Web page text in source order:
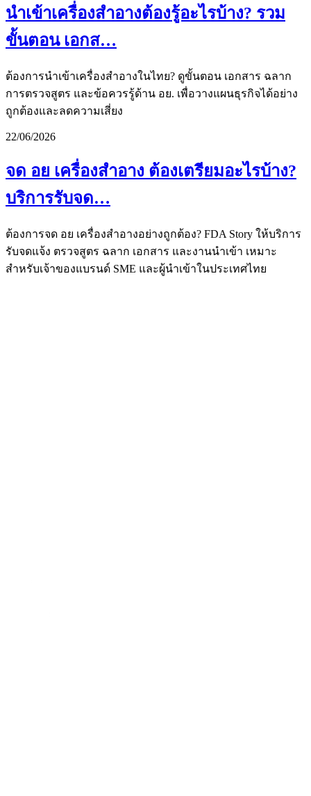
นำเข้าเครื่องสำอางต้องรู้อะไรบ้าง? รวม
ขั้นตอน เอกส…
ต้องการนำเข้าเครื่องสำอางในไทย? ดูขั้นตอน เอกสาร ฉลาก
การตรวจสูตร และข้อควรรู้ด้าน อย. เพื่อวางแผนธุรกิจได้อย่าง
ถูกต้องและลดความเสี่ยง
22/06/2026
จด อย เครื่องสำอาง ต้องเตรียมอะไรบ้าง?
บริการรับจด…
ต้องการจด อย เครื่องสำอางอย่างถูกต้อง? FDA Story ให้บริการ
รับจดแจ้ง ตรวจสูตร ฉลาก เอกสาร และงานนำเข้า เหมาะ
สำหรับเจ้าของแบรนด์ SME และผู้นำเข้าในประเทศไทย